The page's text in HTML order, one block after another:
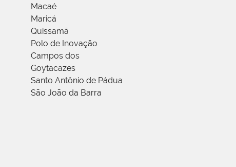
Macaé
Maricá
Quissamã
Polo de Inovação
Campos dos
Goytacazes
Santo Antônio de Pádua
São João da Barra